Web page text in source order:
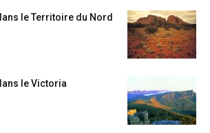
le Territoire du Nord
le Victoria